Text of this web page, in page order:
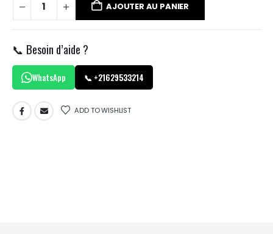
AJOUTER AU PANIER
📞 Besoin d’aide ?
WhatsApp 📞 +21629533214
ADD TO WISHLIST